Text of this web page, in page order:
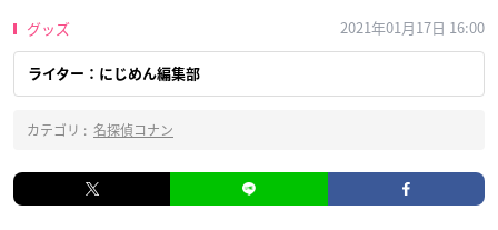
グッズ 2021年01月17日 16:00
ライター：にじめん編集部
カテゴリ : 名探偵コナン